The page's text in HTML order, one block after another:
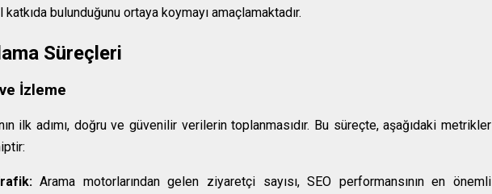
bulunduğunu ortaya koymayı amaçlamaktadır.
Süreçleri
İzleme
ilk adımı, doğru ve güvenilir verilerin toplanmasıdır. Bu süreçte, aşağıdaki metrikler
Arama motorlarından gelen ziyaretçi sayısı, SEO performansının en önemli